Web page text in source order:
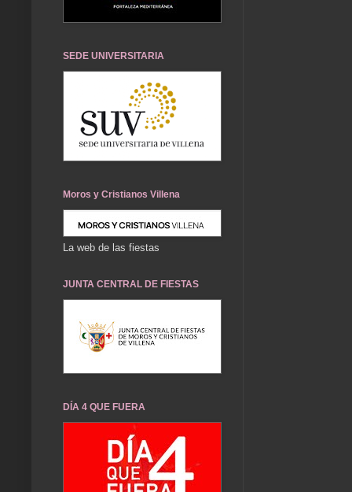
SEDE UNIVERSITARIA
Moros y Cristianos Villena
La web de las fiestas
JUNTA CENTRAL DE FIESTAS
DÍA 4 QUE FUERA